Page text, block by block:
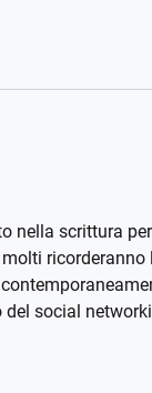
nella scrittura
social